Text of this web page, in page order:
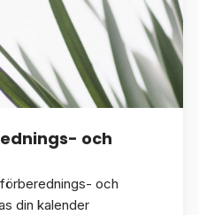
och
och
din kalender